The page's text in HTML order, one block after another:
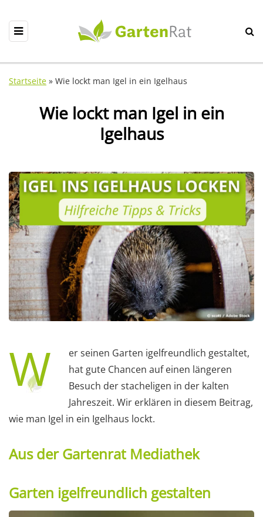
Startseite » Wie lockt man Igel in ein Igelhaus
Wie lockt man Igel in ein
Igelhaus
W
er seinen Garten igelfreundlich gestaltet,
hat gute Chancen auf einen längeren
Besuch der stacheligen in der kalten
Jahreszeit. Wir erklären in diesem Beitrag,
wie man Igel in ein Igelhaus lockt.
Aus der Gartenrat Mediathek
Garten igelfreundlich gestalten